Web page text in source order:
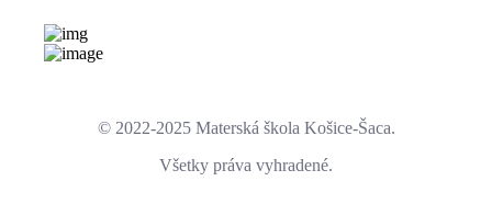
© 2022-2025 Materská škola Košice-Šaca.
Všetky práva vyhradené.